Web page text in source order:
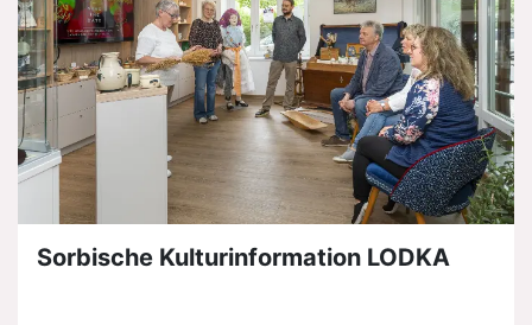
Sorbische Kulturinformation LODKA